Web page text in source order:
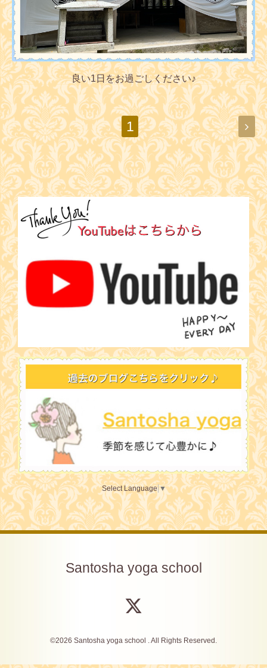
良い1日をお過ごしください♪
1
Select Language ▼
Santosha yoga school
©2026 Santosha yoga school . All Rights Reserved.